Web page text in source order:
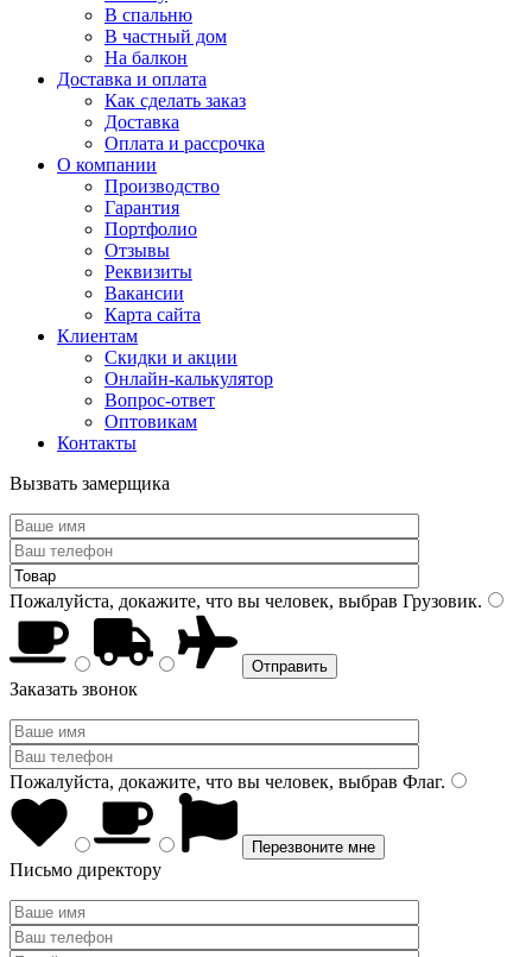
В спальню
В частный дом
На балкон
Доставка и оплата
Как сделать заказ
Доставка
Оплата и рассрочка
О компании
Производство
Гарантия
Портфолио
Отзывы
Реквизиты
Вакансии
Карта сайта
Клиентам
Скидки и акции
Онлайн-калькулятор
Вопрос-ответ
Оптовикам
Контакты
Вызвать замерщика
Пожалуйста, докажите, что вы человек, выбрав Грузовик.
Заказать звонок
Пожалуйста, докажите, что вы человек, выбрав Флаг.
Письмо директору